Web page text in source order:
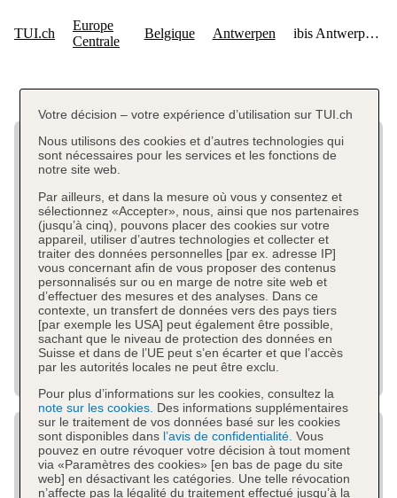
Votre décision – votre expérience d’utilisation sur TUI.ch
Nous utilisons des cookies et d’autres technologies qui
sont nécessaires pour les services et les fonctions de
notre site web.
Par ailleurs, et dans la mesure où vous y consentez et
sélectionnez «Accepter», nous, ainsi que nos partenaires
(jusqu’à cinq), pouvons placer des cookies sur votre
appareil, utiliser d’autres technologies et collecter et
traiter des données personnelles [par ex. adresse IP]
vous concernant afin de vous proposer des contenus
personnalisés sur ou en marge de notre site web et
d’effectuer des mesures et des analyses. Dans ce
contexte, un transfert de données vers des pays tiers
[par exemple les USA] peut également être possible,
sachant que le niveau de protection des données en
Suisse et dans de l’UE peut s’en écarter et que l’accès
par les autorités locales ne peut être exclu.
Pour plus d’informations sur les cookies, consultez la
note sur les cookies. Des informations supplémentaires
sur le traitement de vos données basé sur les cookies
sont disponibles dans l’avis de confidentialité. Vous
pouvez en outre révoquer votre décision à tout moment
via «Paramètres des cookies» [en bas de page du site
web] en désactivant les catégories. Une telle révocation
n’affecte pas la légalité du traitement effectué jusqu’à la